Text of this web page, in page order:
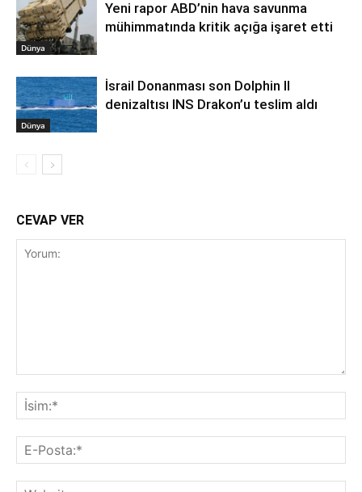
Dünya
Yeni rapor ABD’nin hava savunma
mühimmatında kritik açığa işaret etti
Dünya
İsrail Donanması son Dolphin II
denizaltısı INS Drakon’u teslim aldı
CEVAP VER